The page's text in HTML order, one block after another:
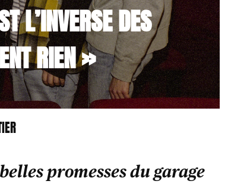
L’INVERSE DES
RIEN »
promesses du garage